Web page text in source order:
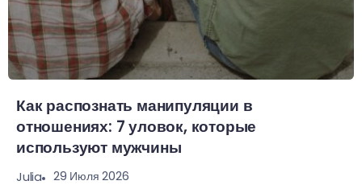
Как распознать манипуляции в
отношениях: 7 уловок, которые
используют мужчины
Julia 29 Июля 2026